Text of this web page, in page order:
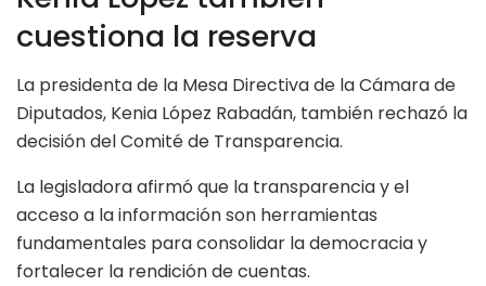
cuestiona la reserva
La presidenta de la Mesa Directiva de la Cámara de
Diputados, Kenia López Rabadán, también rechazó la
decisión del Comité de Transparencia.
La legisladora afirmó que la transparencia y el
acceso a la información son herramientas
fundamentales para consolidar la democracia y
fortalecer la rendición de cuentas.